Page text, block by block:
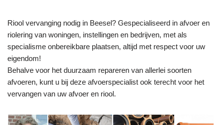
Riool vervanging nodig in Beesel? Gespecialiseerd in afvoer en
riolering van woningen, instellingen en bedrijven, met als
specialisme onbereikbare plaatsen, altijd met respect voor uw
eigendom!
Behalve voor het duurzaam repareren van allerlei soorten
afvoeren, kunt u bij deze afvoerspecialist ook terecht voor het
vervangen van uw afvoer en riool.